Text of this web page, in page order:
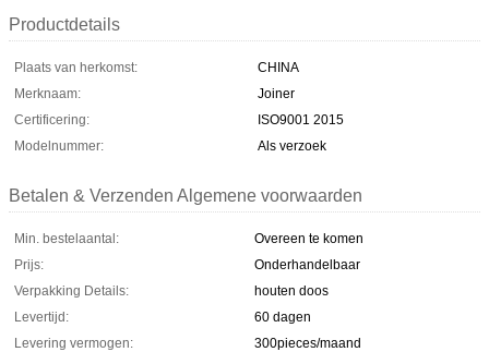
Productdetails
Plaats van herkomst:
CHINA
Merknaam:
Joiner
Certificering:
ISO9001 2015
Modelnummer:
Als verzoek
Betalen & Verzenden Algemene voorwaarden
Min. bestelaantal:
Overeen te komen
Prijs:
Onderhandelbaar
Verpakking Details:
houten doos
Levertijd:
60 dagen
Levering vermogen:
300pieces/maand